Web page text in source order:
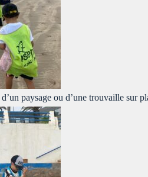
paysage ou d’une trouvaille sur